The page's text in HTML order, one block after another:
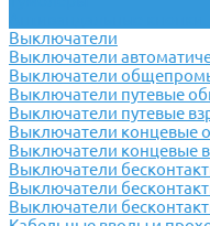
Выключатели
Выключатели
Выключатели
Выключатели путевые
Выключатели путевые
Выключатели
Выключатели концевые
Выключатели
Выключатели
Выключатели